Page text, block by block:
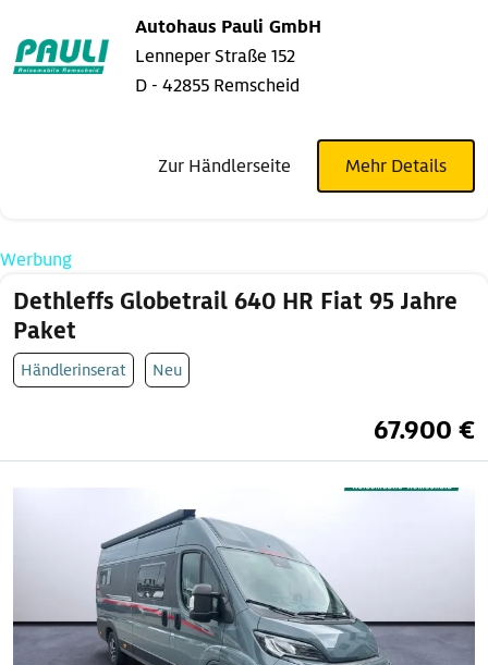
Autohaus Pauli GmbH
Lenneper Straße 152
D - 42855 Remscheid
Zur Händlerseite Mehr Details
Werbung
Dethleffs Globetrail 640 HR Fiat 95 Jahre
Paket
Händlerinserat Neu
67.900 €